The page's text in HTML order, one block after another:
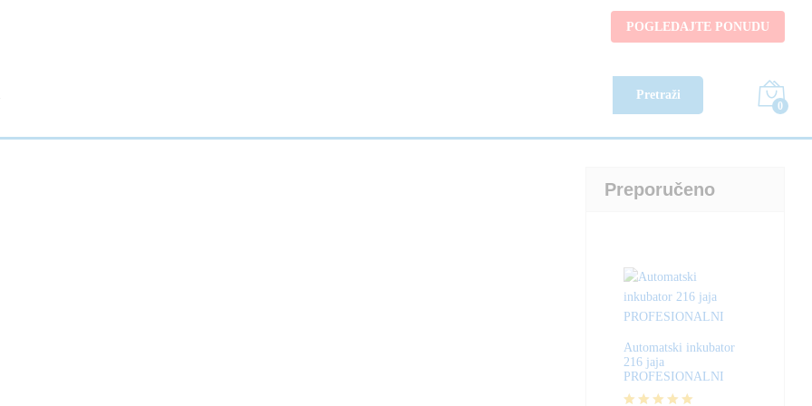
POGLEDAJTE PONUDU
Pretraži
0
Preporučeno
Automatski inkubator
216 jaja
PROFESIONALNI
484,90KM
KM
Naruči